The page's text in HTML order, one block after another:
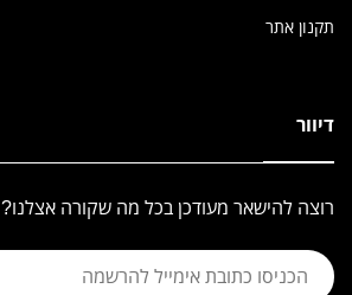
תקנון אתר
דיוור
רוצה להישאר מעודכן בכל מה שקורה אצלנו?